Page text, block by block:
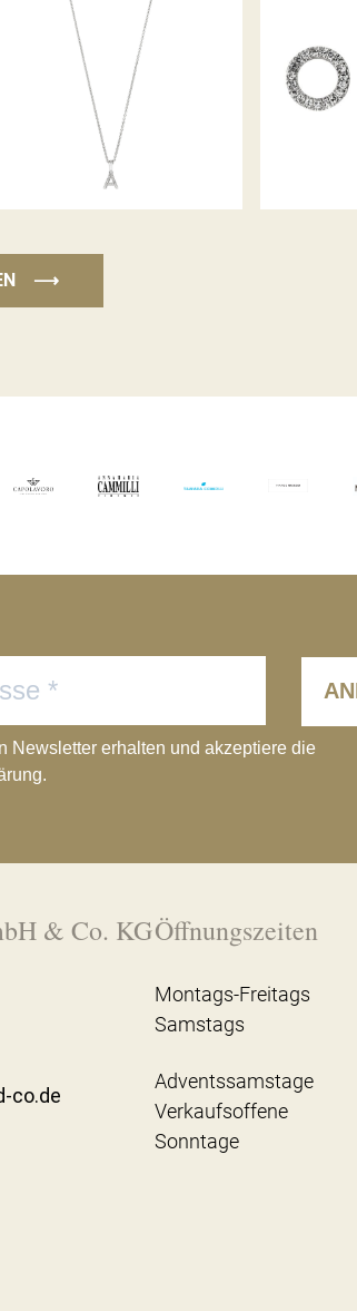
PALIDO DIAMANTANHÄNGER
⟶
Newsletter erhalten und akzeptiere die
& Co. KG
co.de
Öffnungszeiten
Montags-Freitags
Samstags
Adventssamstage
Verkaufsoffene
Sonntage